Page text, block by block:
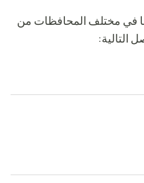
في مختلف المحافظات من
التالية: